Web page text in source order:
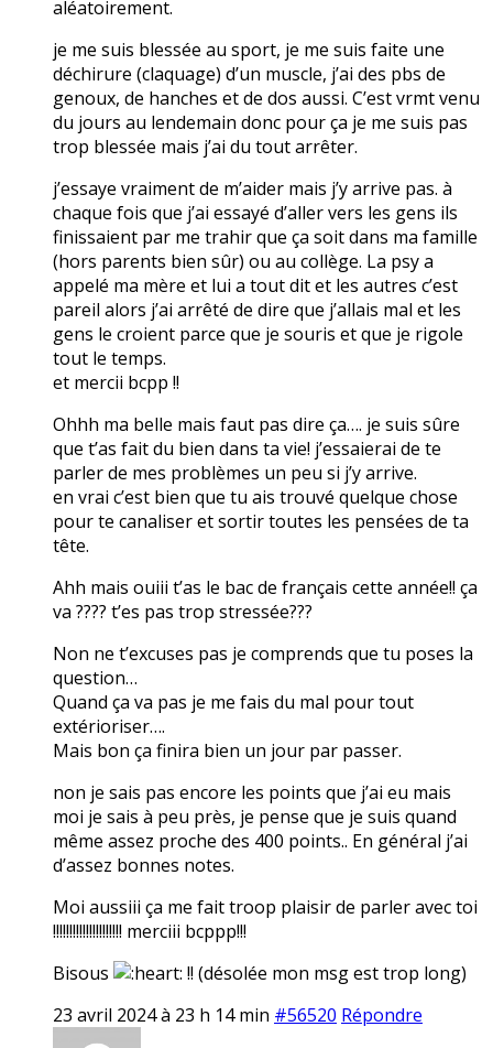
aléatoirement.
je me suis blessée au sport, je me suis faite une
déchirure (claquage) d’un muscle, j’ai des pbs de
genoux, de hanches et de dos aussi. C’est vrmt venu
du jours au lendemain donc pour ça je me suis pas
trop blessée mais j’ai du tout arrêter.
j’essaye vraiment de m’aider mais j’y arrive pas. à
chaque fois que j’ai essayé d’aller vers les gens ils
finissaient par me trahir que ça soit dans ma famille
(hors parents bien sûr) ou au collège. La psy a
appelé ma mère et lui a tout dit et les autres c’est
pareil alors j’ai arrêté de dire que j’allais mal et les
gens le croient parce que je souris et que je rigole
tout le temps.
et mercii bcpp !!
Ohhh ma belle mais faut pas dire ça…. je suis sûre
que t’as fait du bien dans ta vie! j’essaierai de te
parler de mes problèmes un peu si j’y arrive.
en vrai c’est bien que tu ais trouvé quelque chose
pour te canaliser et sortir toutes les pensées de ta
tête.
Ahh mais ouiii t’as le bac de français cette année!! ça
va ???? t’es pas trop stressée???
Non ne t’excuses pas je comprends que tu poses la
question…
Quand ça va pas je me fais du mal pour tout
extérioriser….
Mais bon ça finira bien un jour par passer.
non je sais pas encore les points que j’ai eu mais
moi je sais à peu près, je pense que je suis quand
même assez proche des 400 points.. En général j’ai
d’assez bonnes notes.
Moi aussiii ça me fait troop plaisir de parler avec toi
!!!!!!!!!!!!!!!!!!!!! merciii bcppp!!!
Bisous
!! (désolée mon msg est trop long)
23 avril 2024 à 23 h 14 min #56520 Répondre